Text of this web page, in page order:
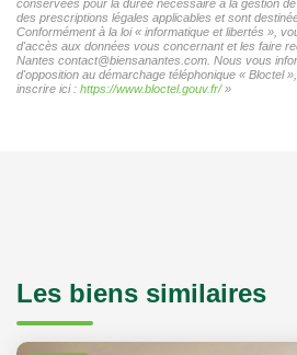
conservées pour la durée nécessaire à la gestion
des prescriptions légales applicables et sont
Conformément à la loi « informatique et libertés »,
d'accès aux données vous concernant et les faire
Nantes contact@biensanantes.com. Nous vous
d'opposition au démarchage téléphonique « Bloctel
inscrire ici : https://www.bloctel.gouv.fr/»
Les biens similaires